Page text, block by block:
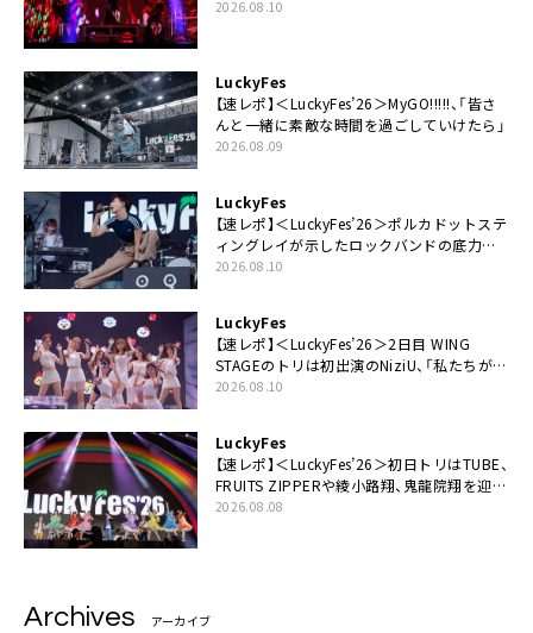
なありがとう！」
2026.08.10
LuckyFes
【速レポ】＜LuckyFes’26＞MyGO!!!!!、「皆さ
んと一緒に素敵な時間を過ごしていけたら」
2026.08.09
LuckyFes
【速レポ】＜LuckyFes’26＞ポルカドットステ
ィングレイが示したロックバンドの底力
「LuckyFesのマスコットキャラクターである
2026.08.10
LuckyFes
【速レポ】＜LuckyFes’26＞2日目 WING
STAGEのトリは初出演のNiziU、「私たちが最
高の夏の思い出にしてみせます」
2026.08.10
LuckyFes
【速レポ】＜LuckyFes’26＞初日トリはTUBE、
FRUITS ZIPPERや綾小路翔、鬼龍院翔を迎え
た豪華コラボも「知ってたらぜひ一緒に歌っ
2026.08.08
Archives アーカイブ